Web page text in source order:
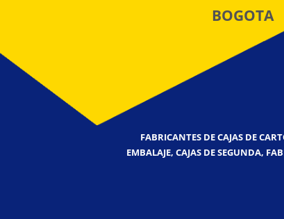
BOGOTA
FABRICANTES DE CAJAS DE
EMBALAJE, CAJAS DE SEGUNDA,